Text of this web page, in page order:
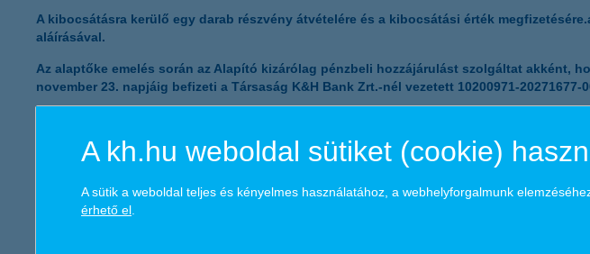
A kibocsátásra kerülő egy darab részvény átvételére és a kibocsátási érték
aláírásával.
Az alaptőke emelés során az Alapító kizárólag pénzbeli hozzájárulást szolgáltat akként,
november 23. napjáig befizeti a Társaság K&H Bank Zrt.-nél vezetett 10200971-20271677-
alaptőkét megtestesítő 51.000.000 (azaz ötvenegymillió) forint össznévértékű
forintról 1.000.000 (azaz egymillió) forintra változtatja.
A kh.hu weboldal sütiket (cookie)
A sütik a weboldal teljes és kényelmes használatához, a webhelyforgalmunk
érhető el